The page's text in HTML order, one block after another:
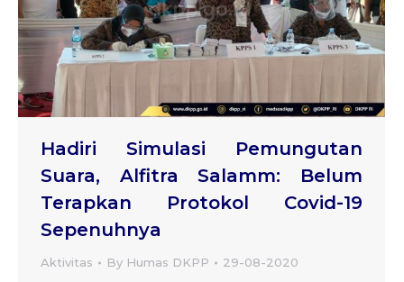
Hadiri Simulasi Pemungutan
Suara, Alfitra Salamm: Belum
Terapkan Protokol Covid-19
Sepenuhnya
Aktivitas By Humas DKPP 29-08-2020